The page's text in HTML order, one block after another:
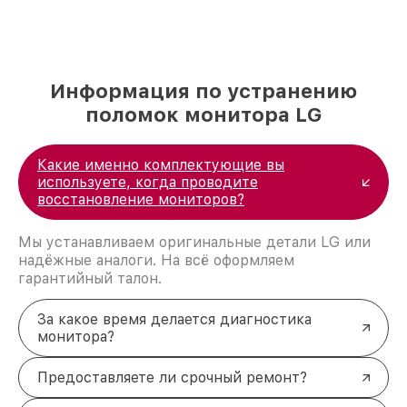
Информация по устранению
поломок монитора LG
Какие именно комплектующие вы
используете, когда проводите
восстановление мониторов?
Мы устанавливаем оригинальные детали LG или
надёжные аналоги. На всё оформляем
гарантийный талон.
За какое время делается диагностика
монитора?
Предоставляете ли срочный ремонт?